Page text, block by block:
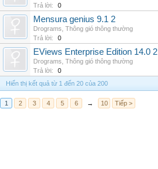
Trả lời:
0
Mensura genius 9.1 2
Drograms Thông gió thông thường
Trả lời:
0
EViews Enterprise Edition 14.0 2
Drograms Thông gió thông thường
Trả lời:
0
Hiển thị kết quả từ 1 đến 20 của 200
1 2 3 4 5 6 → 10 Tiếp >